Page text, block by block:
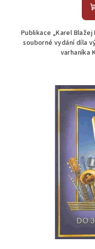
Publikace „Karel
souborné vydání díla
varhaníka